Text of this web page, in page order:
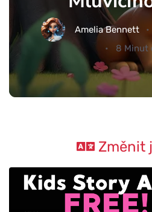
Amelia Bennett
8 Minut
Změnit